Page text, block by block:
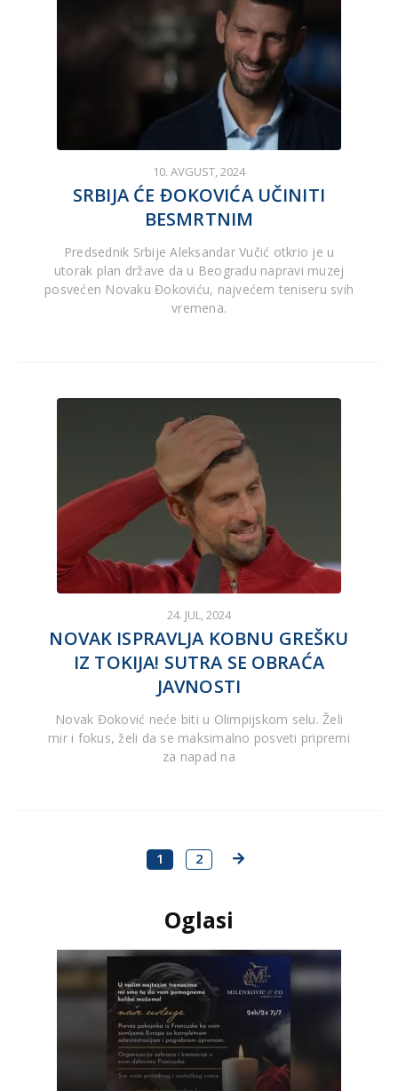
10. AVGUST, 2024
SRBIJA ĆE ĐOKOVIĆA UČINITI
BESMRTNIM
Predsednik Srbije Aleksandar Vučić otkrio je u
utorak plan države da u Beogradu napravi muzej
posvećen Novaku Đokoviću, najvećem teniseru svih
vremena.
24. JUL, 2024
NOVAK ISPRAVLJA KOBNU GREŠKU
IZ TOKIJA! SUTRA SE OBRAĆA
JAVNOSTI
Novak Đoković neće biti u Olimpijskom selu. Želi
mir i fokus, želi da se maksimalno posveti pripremi
za napad na
1 2
Oglasi